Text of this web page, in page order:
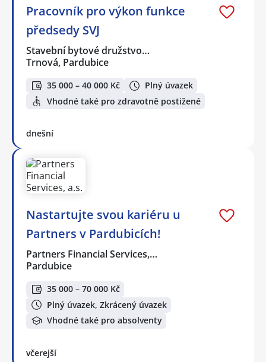
Pracovník pro výkon funkce
předsedy SVJ
Stavební bytové družstvo…
Trnová, Pardubice
35 000 – 40 000 Kč
Plný úvazek
Vhodné také pro zdravotně postižené
dnešní
Nastartujte svou kariéru u
Partners v Pardubicích!
Partners Financial Services,…
Pardubice
35 000 – 70 000 Kč
Plný úvazek, Zkrácený úvazek
Vhodné také pro absolventy
včerejší